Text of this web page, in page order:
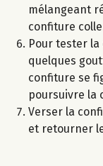
mélangeant
confiture
Pour tester
quelques
confiture se
poursuivre la
Verser la
et retourner